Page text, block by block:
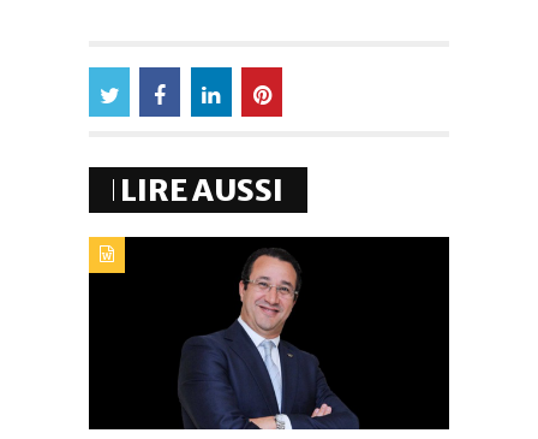
LIRE AUSSI
TYPE DE PUBLICATION : PORTRAITTITRE : AHMED
BENKIRANE, HÔTELIER DE L’ANNÉE 2017